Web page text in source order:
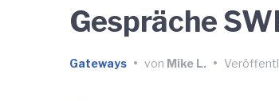
Gespräche
Gateways • von Mike L. •